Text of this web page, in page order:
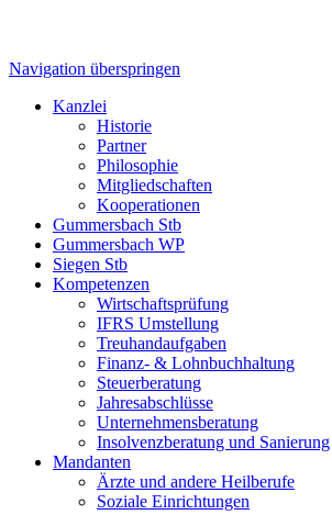
Kanzlei
Partner
Philosophie
Mitgliedschaften
Kooperationen
Gummersbach Stb
Gummersbach WP
Siegen Stb
Kompetenzen
Wirtschaftsprüfung
IFRS Umstellung
Treuhandaufgaben
Finanz- & Lohnbuchhaltung
Steuerberatung
Jahresabschlüsse
Unternehmensberatung
Insolvenzberatung und Sanierung
Mandanten
Ärzte und andere Heilberufe
Soziale Einrichtungen
Privatpersonen
Inhabergeführte